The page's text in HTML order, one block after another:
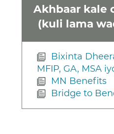
Akhbaar kale
(kuli lama
Bixinta
MFIP, GA, MSA
MN Benefits
Bridge to